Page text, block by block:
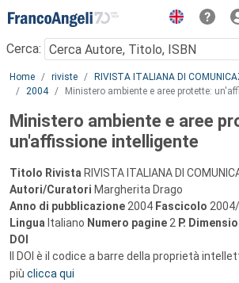
Menu
Cerca:
Main content
Home riviste
RIVISTA ITALIANA DI
2004
Ministero ambiente e aree protette:
Ministero ambiente e aree
un'affissione intelligente
Titolo Rivista RIVISTA ITALIANA DI
Autori/Curatori Margherita Drago
Anno di pubblicazione 2004 Fascicolo
Lingua Italiano Numero pagine 2 P.
DOI
Il DOI è il codice a barre della proprietà
più clicca qui